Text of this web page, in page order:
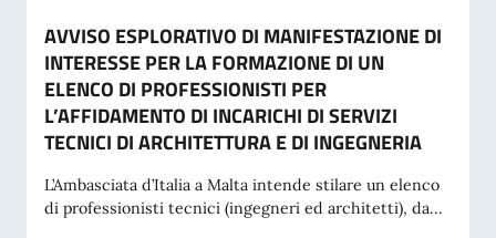
AVVISO ESPLORATIVO DI MANIFESTAZIONE DI
INTERESSE PER LA FORMAZIONE DI UN
ELENCO DI PROFESSIONISTI PER
L’AFFIDAMENTO DI INCARICHI DI SERVIZI
TECNICI DI ARCHITETTURA E DI INGEGNERIA
L’Ambasciata d’Italia a Malta intende stilare un elenco
di professionisti tecnici (ingegneri ed architetti), da...